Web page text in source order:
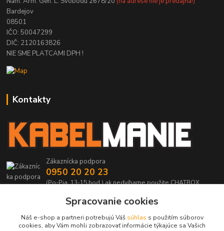
Bardejov
08501
IČO: 50047299
DIČ: 2120163826
NIE SME PLATCAMI DPH !
Kontakty
Zákaznícka podpora
0950 20 20 23
(Po-Pia, 13-15 hod.) ak nedvíhame použite CHATBOX
info@kabelmanie.skSpracovanie cookies
Náš e-shop a partneri potrebujú Váš súhlas s použitím súborov
cookies, aby Vám mohli zobrazovať informácie týkajúce sa Vašich